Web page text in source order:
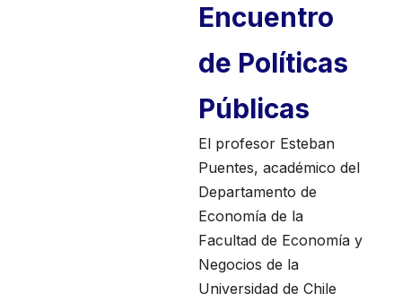
Encuentro
de Políticas
Públicas
El profesor Esteban
Puentes, académico del
Departamento de
Economía de la
Facultad de Economía y
Negocios de la
Universidad de Chile